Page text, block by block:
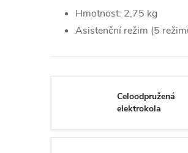
Hmotnost: 2,75 kg
Asistenční režim (5
Celoodpružená
elektrokola